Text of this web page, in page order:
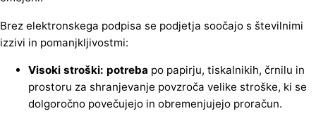
Brez elektronskega podpisa se podjetja soočajo s številnimi
izzivi in pomanjkljivostmi:
Visoki stroški: potreba po papirju, tiskalnikih, črnilu in
prostoru za shranjevanje povzroča velike stroške, ki se
dolgoročno povečujejo in obremenjujejo proračun.